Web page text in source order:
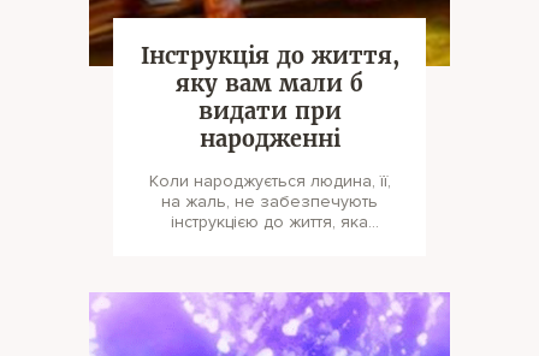
Інструкція до життя,
яку вам мали б
видати при
народженні
Коли народжується людина, її,
на жаль, не забезпечують
інструкцією до життя, яка